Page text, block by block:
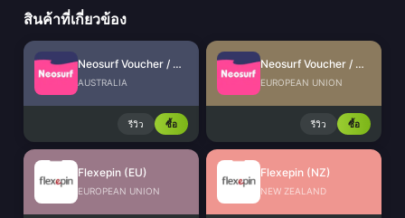
สินค้าที่เกี่ยวข้อง
Neosurf Voucher / Prepaid (AU)
AUSTRALIA
รีวิว ซื้อ
Neosurf Voucher / Prepaid (EU)
EUROPEAN UNION
รีวิว ซื้อ
Flexepin (EU)
EUROPEAN UNION
Flexepin (NZ)
NEW ZEALAND